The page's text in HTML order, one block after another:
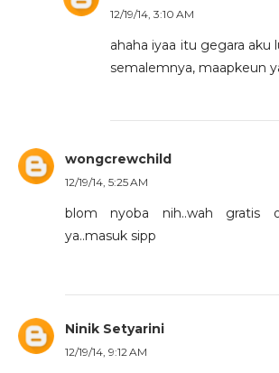
12/19/14, 3:10 AM
ahaha iyaa itu gegara aku
semalemnya, maapkeun
wongcrewchild
12/19/14, 5:25 AM
blom nyoba nih..wah gratis
ya..masuk sipp
Ninik Setyarini
12/19/14, 9:12 AM